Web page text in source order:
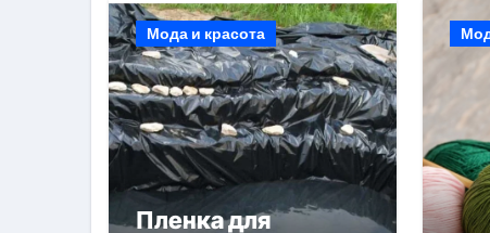
Мода и красота
Пленка для